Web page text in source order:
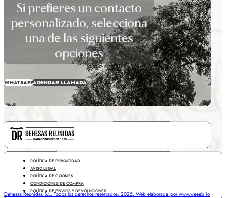
Si prefieres un contacto
personalizado, selecciona
una de las siguientes
opciones
WHATSAPPAGENDAR LLAMADA
POLÍTICA DE PRIVACIDAD
AVISO LEGAL
POLÍTICA DE COOKIES
CONDICIONES DE COMPRA
POLÍTICA DE ENVÍOS Y DEVOLUCIONES
Dehesas Reunidas S.L. Todos los derechos reservados. 2025. Web elaborada por www.weeeb.io